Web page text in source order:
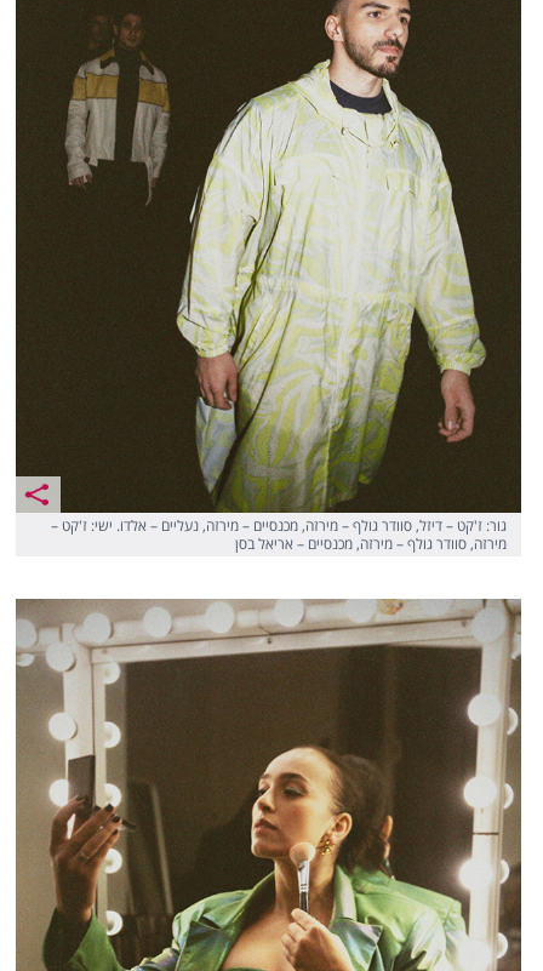
גור: ז'קט – דיזל, סוודר גולף – מירזה, מכנסיים – מירזה, נעליים – אלדו. ישי: ז'קט –
מירזה, סוודר גולף – מירזה, מכנסיים – אריאל בסן